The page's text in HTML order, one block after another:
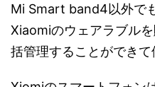
Mi Smart band4以外で
Xiaomiのウェアラブル
括管理することができて